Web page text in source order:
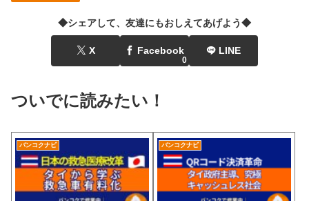
◆シェアして、友達にもおしえてあげよう◆
X Facebook
0
LINE
ついでに読みたい！
バンコクナビ バンコクナビ